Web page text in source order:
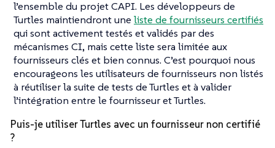
l’ensemble du projet CAPI. Les développeurs de
Turtles maintiendront une liste de fournisseurs certifiés
qui sont activement testés et validés par des
mécanismes CI, mais cette liste sera limitée aux
fournisseurs clés et bien connus. C’est pourquoi nous
encourageons les utilisateurs de fournisseurs non listés
à réutiliser la suite de tests de Turtles et à valider
l’intégration entre le fournisseur et Turtles.
Puis-je utiliser Turtles avec un fournisseur non certifié
?